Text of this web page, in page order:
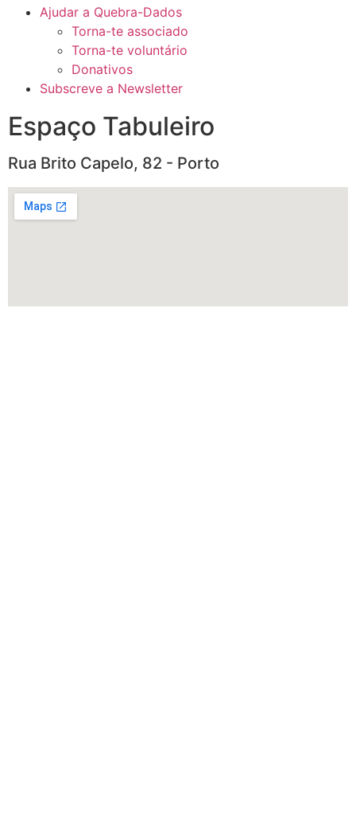
Ajudar a Quebra-Dados
Torna-te associado
Torna-te voluntário
Donativos
Subscreve a Newsletter
Espaço Tabuleiro
Rua Brito Capelo, 82 - Porto